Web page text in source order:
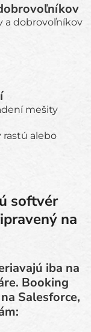
a dobrovoľníkov
mešity
rastú alebo
softvér
na
iba na
Booking
Salesforce,